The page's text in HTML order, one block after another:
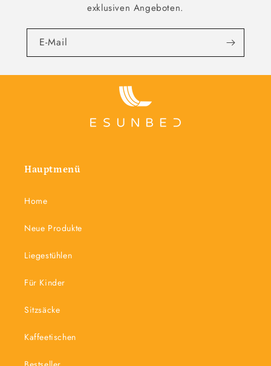
exklusiven Angeboten.
E-Mail
Hauptmenü
Home
Neue Produkte
Liegestühlen
Für Kinder
Sitzsäcke
Kaffeetischen